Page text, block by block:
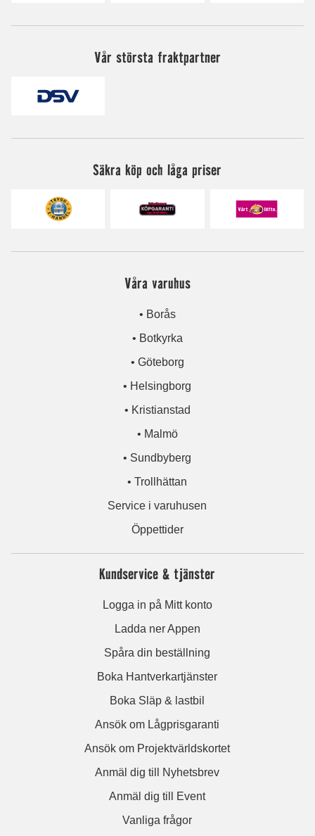
Vår största fraktpartner
Säkra köp och låga priser
Våra varuhus
• Borås
• Botkyrka
• Göteborg
• Helsingborg
• Kristianstad
• Malmö
• Sundbyberg
• Trollhättan
Service i varuhusen
Öppettider
Kundservice & tjänster
Logga in på Mitt konto
Ladda ner Appen
Spåra din beställning
Boka Hantverkartjänster
Boka Släp & lastbil
Ansök om Lågprisgaranti
Ansök om Projektvärldskortet
Anmäl dig till Nyhetsbrev
Anmäl dig till Event
Vanliga frågor